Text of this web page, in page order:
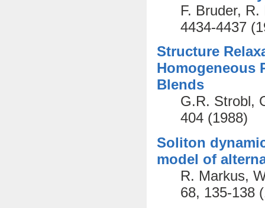
F. Bruder,
4434-4437
Structure
Homogeneous
Blends
G.R. Strobl,
404 (1988)
Soliton
model of
R. Markus,
68, 135-138